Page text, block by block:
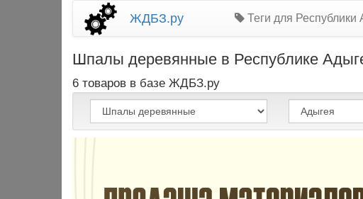
ЖДБЗ.ру Теги для Республики
Шпалы деревянные в Республике
6 товаров в базе ЖДБЗ.ру